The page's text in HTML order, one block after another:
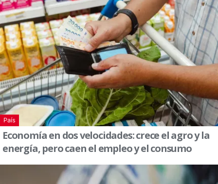
País
Economía en dos velocidades: crece el agro y la
energía, pero caen el empleo y el consumo